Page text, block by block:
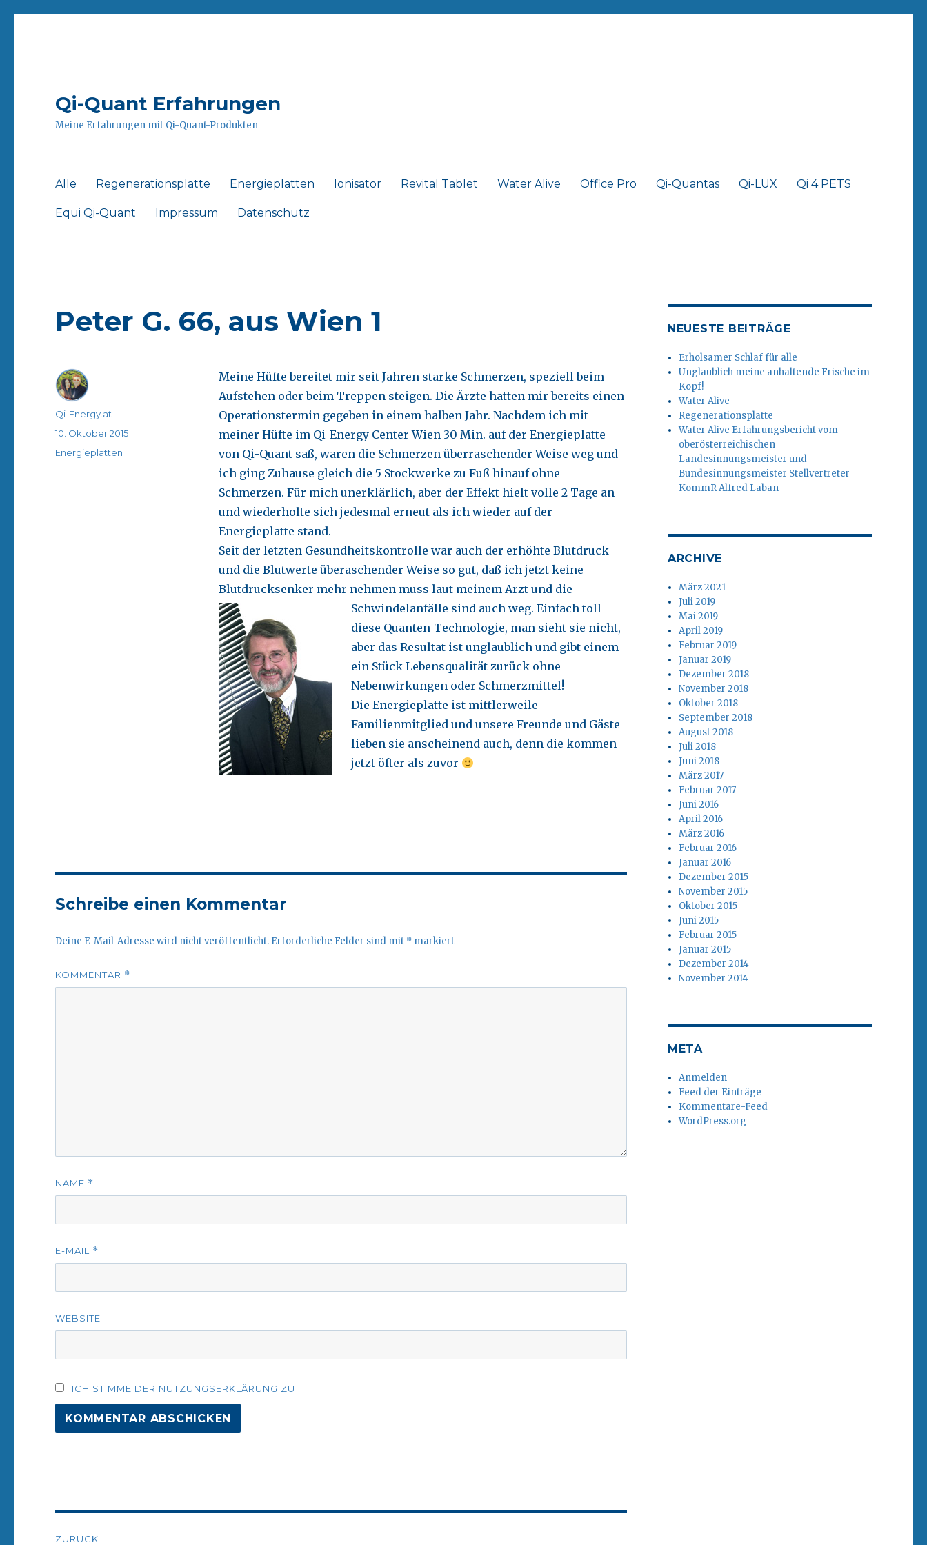
Qi-Quant Erfahrungen
Meine Erfahrungen mit Qi-Quant-Produkten
Alle Regenerationsplatte Energieplatten Ionisator Revital Tablet Water Alive Office Pro Qi-Quantas Qi-LUX Qi 4 PETS
Equi Qi-Quant Impressum Datenschutz
Peter G. 66, aus Wien 1
Meine Hüfte bereitet mir seit Jahren starke Schmerzen, speziell beim
Aufstehen oder beim Treppen steigen. Die Ärzte hatten mir bereits einen
Operationstermin gegeben in einem halben Jahr. Nachdem ich mit
meiner Hüfte im Qi-Energy Center Wien 30 Min. auf der Energieplatte
von Qi-Quant saß, waren die Schmerzen überraschender Weise weg und
ich ging Zuhause gleich die 5 Stockwerke zu Fuß hinauf ohne
Schmerzen. Für mich unerklärlich, aber der Effekt hielt volle 2 Tage an
und wiederholte sich jedesmal erneut als ich wieder auf der
Energieplatte stand.
Seit der letzten Gesundheitskontrolle war auch der erhöhte Blutdruck
und die Blutwerte überaschender Weise so gut, daß ich jetzt keine
Blutdrucksenker mehr nehmen muss laut meinem Arzt und die
Schwindelanfälle sind auch weg. Einfach toll
diese Quanten-Technologie, man sieht sie nicht,
aber das Resultat ist unglaublich und gibt einem
ein Stück Lebensqualität zurück ohne
Nebenwirkungen oder Schmerzmittel!
Die Energieplatte ist mittlerweile
Familienmitglied und unsere Freunde und Gäste
lieben sie anscheinend auch, denn die kommen
jetzt öfter als zuvor
Autor
Qi-Energy.at
Veröffentlicht
10. Oktober 2015
Kategorien
Energieplatten
Schreibe einen Kommentar
Deine E-Mail-Adresse wird nicht veröffentlicht. Erforderliche Felder sind mit * markiert
KOMMENTAR *
NAME *
E-MAIL *
WEBSITE
ICH STIMME DER NUTZUNGSERKLÄRUNG ZU
ZURÜCK
NEUESTE BEITRÄGE
Erholsamer Schlaf für alle
Unglaublich meine anhaltende Frische im
Kopf!
Water Alive
Regenerationsplatte
Water Alive Erfahrungsbericht vom
oberösterreichischen
Landesinnungsmeister und
Bundesinnungsmeister Stellvertreter
KommR Alfred Laban
ARCHIVE
März 2021
Juli 2019
Mai 2019
April 2019
Februar 2019
Januar 2019
Dezember 2018
November 2018
Oktober 2018
September 2018
August 2018
Juli 2018
Juni 2018
März 2017
Februar 2017
Juni 2016
April 2016
März 2016
Februar 2016
Januar 2016
Dezember 2015
November 2015
Oktober 2015
Juni 2015
Februar 2015
Januar 2015
Dezember 2014
November 2014
META
Anmelden
Feed der Einträge
Kommentare-Feed
WordPress.org